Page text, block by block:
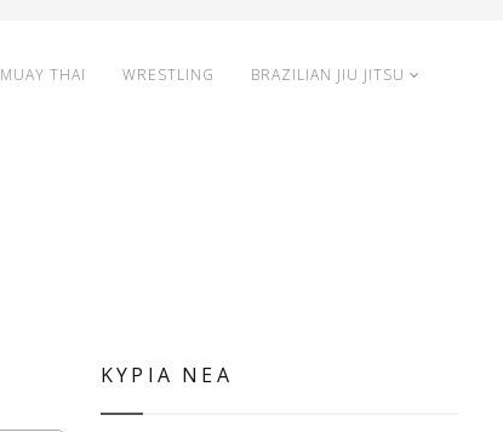
MUAY THAI WRESTLING BRAZILIAN JIU JITSU
ΚΥΡΙΑ ΝΕΑ